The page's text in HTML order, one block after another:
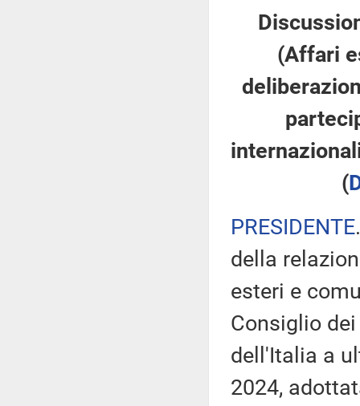
(Affari
(
PRESIDENTE
della
esteri e
Consiglio
dell'Italia a
2024,